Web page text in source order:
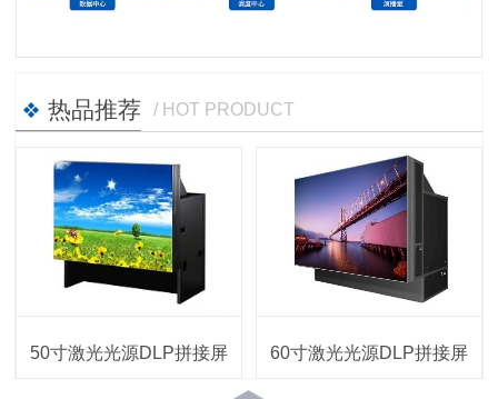
热品推荐 / HOT PRODUCT
50寸激光光源DLP拼接屏 60寸激光光源DLP拼接屏